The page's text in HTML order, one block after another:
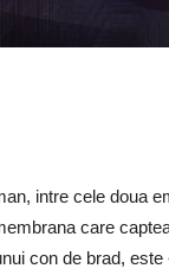
intre cele doua
care
con de brad,